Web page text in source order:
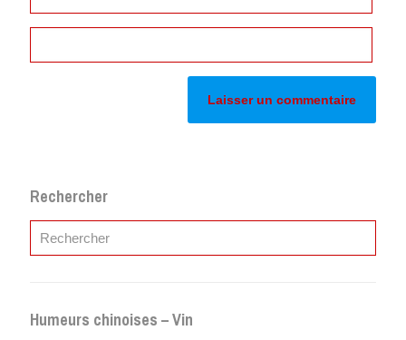
Rechercher
Humeurs chinoises – Vin